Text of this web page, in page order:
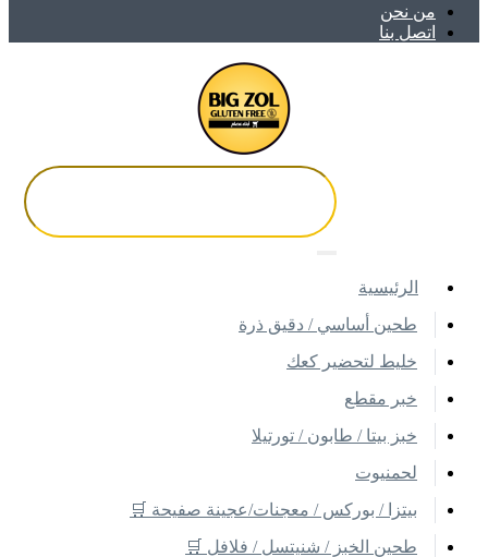
ﻣﻦ ﻧﺤﻦ
اتصل بنا
اﻟﺮﺋﻴﺴﻴﺔ
طحين أساسي / دقيق ذرة
خليط لتحضير كعك
خبر مقطع
خبز بيتا / طابون / تورتيلا
لحمنيوت
بيتزا / بوركس / معجنات/عجينة صفيحة 🛒
طحين الخبز / شنيتسل / فلافل 🛒